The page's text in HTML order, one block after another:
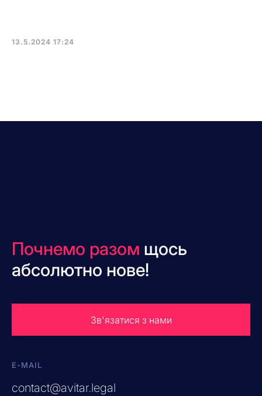
13.5.2024 17:24
Почнемо разом щось
абсолютно нове!
Зв'язатися з нами
E-MAIL
contact@avitar.legal